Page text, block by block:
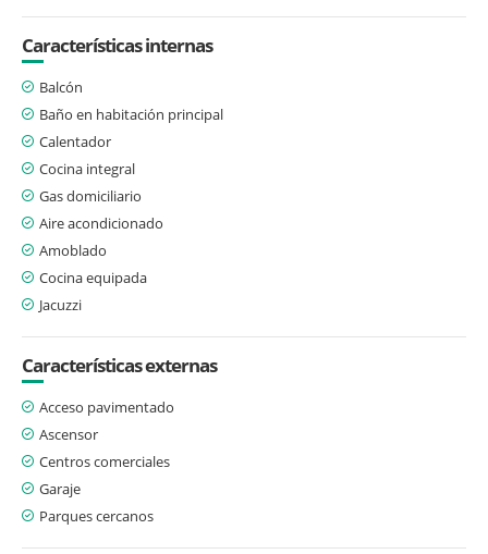
Características internas
Balcón
Baño en habitación principal
Calentador
Cocina integral
Gas domiciliario
Aire acondicionado
Amoblado
Cocina equipada
Jacuzzi
Características externas
Acceso pavimentado
Ascensor
Centros comerciales
Garaje
Parques cercanos